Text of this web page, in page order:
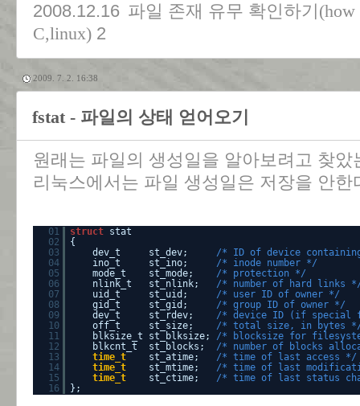
2008.12.16 파일 존재 유무 확인하기(how
C,linux) 2
2009. 7. 2. 16:38
fstat - 파일의 상태 얻어오기
원래는 파일의 생성일을 알아보려고 찾았
리눅스에서는 파일 생성일은 저장을 안한
01 struct stat
02
{
03
dev_t st_dev; /* ID of device
04
ino_t st_ino; /* inode number */
05
mode_t st_mode; /* protection */
06
nlink_t st_nlink; /* number of hard links
07
uid_t st_uid; /* user ID of owner */
08
gid_t st_gid; /* group ID of owner */
09
dev_t st_rdev; /* device ID (if
10
off_t st_size; /* total size, in bytes
11
blksize_t st_blksize; /* blocksize for
12
blkcnt_t st_blocks; /* number of blocks
13
time_t st_atime; /* time of last access */
14
time_t st_mtime; /* time of last
15
time_t st_ctime; /* time of last status
16
};